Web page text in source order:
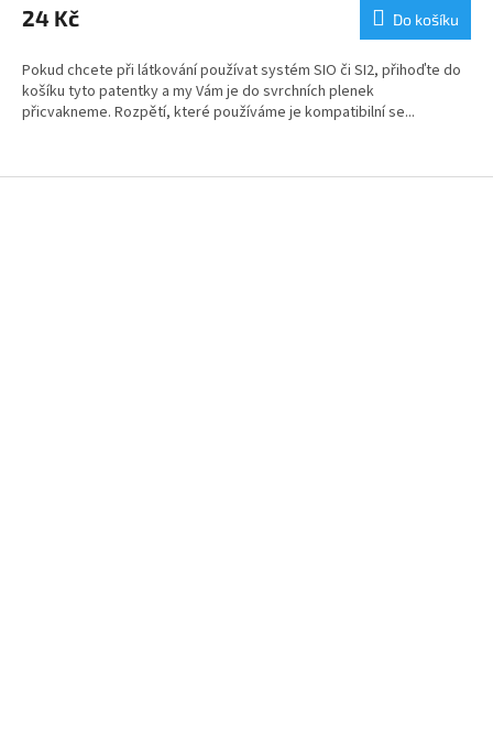
24 Kč Do košíku
Pokud chcete při látkování používat systém SIO či SI2, přihoďte do
košíku tyto patentky a my Vám je do svrchních plenek
přicvakneme. Rozpětí, které používáme je kompatibilní se...